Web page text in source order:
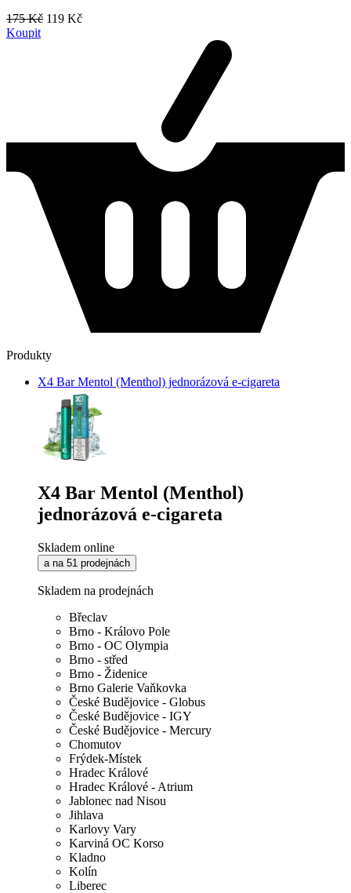
175 Kč 119 Kč
Koupit
Produkty
X4 Bar Mentol (Menthol) jednorázová e-cigareta
X4 Bar Mentol (Menthol)
jednorázová e-cigareta
Skladem online
a na 51 prodejnách
Skladem na prodejnách
Břeclav
Brno - Královo Pole
Brno - OC Olympia
Brno - střed
Brno - Židenice
Brno Galerie Vaňkovka
České Budějovice - Globus
České Budějovice - IGY
České Budějovice - Mercury
Chomutov
Frýdek-Místek
Hradec Králové
Hradec Králové - Atrium
Jablonec nad Nisou
Jihlava
Karlovy Vary
Karviná OC Korso
Kladno
Kolín
Liberec